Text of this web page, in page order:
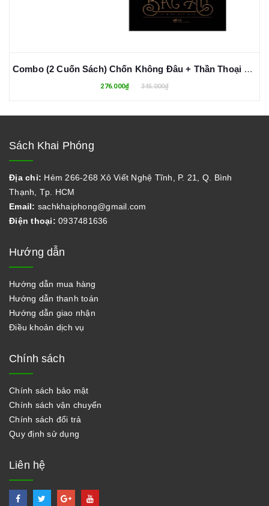
Combo (2 Cuốn Sách) Chốn Không Đâu + Thần Thoại Bắc Âu (Neil Gaiman)
276.000₫ 345.000₫
Sách Khai Phóng
Địa chỉ: Hẻm 266-268 Xô Viết Nghệ Tĩnh, P. 21, Q. Bình
Thạnh, Tp. HCM
Email: sachkhaiphong@gmail.com
Điện thoại: 0937481636
Hướng dẫn
Hướng dẫn mua hàng
Hướng dẫn thanh toán
Hướng dẫn giao nhận
Điều khoản dịch vụ
Chính sách
Chính sách bảo mật
Chính sách vận chuyển
Chính sách đổi trả
Quy định sử dụng
Liên hệ